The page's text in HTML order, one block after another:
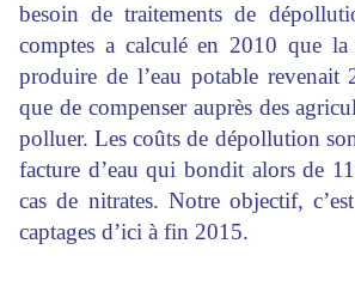
besoin de traitements de
comptes a calculé en 2010 que
produire de l’eau potable
que de compenser auprès des
polluer. Les coûts de dépollution
facture d’eau qui bondit alors de
cas de nitrates. Notre objectif,
captages d’ici à fin 2015.